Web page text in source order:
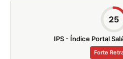
25
IPS - Índice Portal
Forte